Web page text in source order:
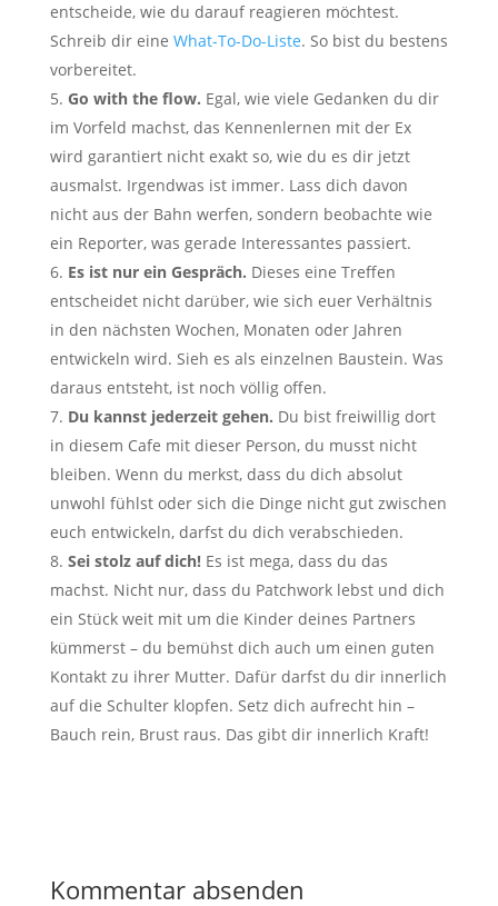
entscheide, wie du darauf reagieren möchtest.
Schreib dir eine What-To-Do-Liste. So bist du bestens
vorbereitet.
Go with the flow. Egal, wie viele Gedanken du dir
im Vorfeld machst, das Kennenlernen mit der Ex
wird garantiert nicht exakt so, wie du es dir jetzt
ausmalst. Irgendwas ist immer. Lass dich davon
nicht aus der Bahn werfen, sondern beobachte wie
ein Reporter, was gerade Interessantes passiert.
Es ist nur ein Gespräch. Dieses eine Treffen
entscheidet nicht darüber, wie sich euer Verhältnis
in den nächsten Wochen, Monaten oder Jahren
entwickeln wird. Sieh es als einzelnen Baustein. Was
daraus entsteht, ist noch völlig offen.
Du kannst jederzeit gehen. Du bist freiwillig dort
in diesem Cafe mit dieser Person, du musst nicht
bleiben. Wenn du merkst, dass du dich absolut
unwohl fühlst oder sich die Dinge nicht gut zwischen
euch entwickeln, darfst du dich verabschieden.
Sei stolz auf dich! Es ist mega, dass du das
machst. Nicht nur, dass du Patchwork lebst und dich
ein Stück weit mit um die Kinder deines Partners
kümmerst – du bemühst dich auch um einen guten
Kontakt zu ihrer Mutter. Dafür darfst du dir innerlich
auf die Schulter klopfen. Setz dich aufrecht hin –
Bauch rein, Brust raus. Das gibt dir innerlich Kraft!
Kommentar absenden